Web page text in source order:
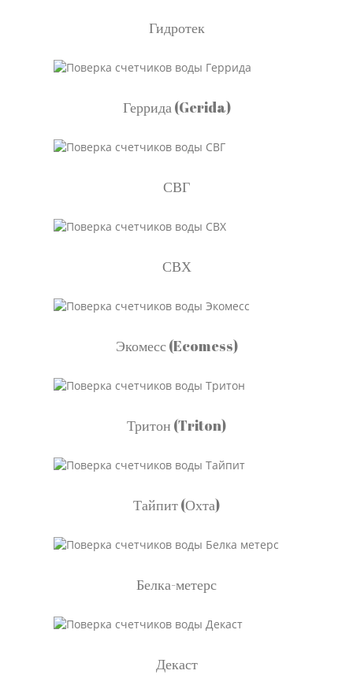
Гидротек
Геррида (Gerida)
СВГ
СВХ
Экомесс (Ecomess)
Тритон (Triton)
Тайпит (Охта)
Белка-метерс
Декаст